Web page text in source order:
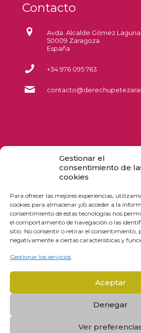
Gestionar el
consentimiento de
cookies
Para ofrecer las mejores experiencias,
cookies para almacenar y/o acceder a la
consentimiento de estas tecnologías nos
el comportamiento de navegación o las
sitio. No consentir o retirar el consentimiento,
negativamente a ciertas características y
Gestionar los servicios
Aceptar
Denegar
Ver
Contacto
Avda. Alcalde Gómez
50009 Zaragoza
España
+34 976 095 763
© 2026 derechupetezaragoza.es |
reservados
Aragón